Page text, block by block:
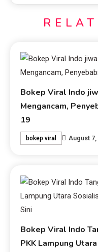
Bokep Viral Indo
Mengancam,
19
bokep viral August 7,
Bokep Viral Indo
PKK Lampung